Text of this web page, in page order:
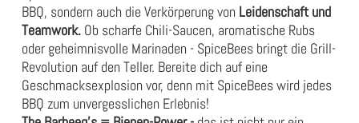
BBQ, sondern auch die Verkörperung von Leidenschaft und
Teamwork. Ob scharfe Chili-Saucen, aromatische Rubs
oder geheimnisvolle Marinaden - SpiceBees bringt die Grill-
Revolution auf den Teller. Bereite dich auf eine
Geschmacksexplosion vor, denn mit SpiceBees wird jedes
BBQ zum unvergesslichen Erlebnis!